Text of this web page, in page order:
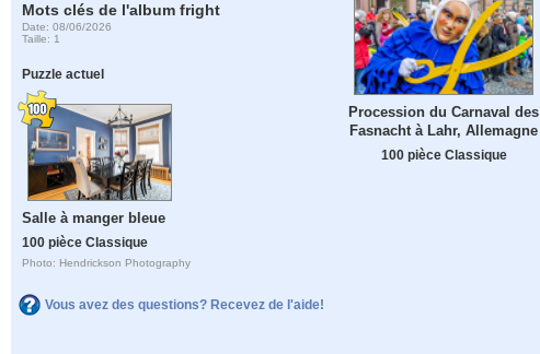
Mots clés de l'album fright
Date: 08/06/2026
Taille: 1
Puzzle actuel
Salle à manger bleue
100 pièce Classique
Photo: Hendrickson Photography
Vous avez des questions? Recevez de l'aide!
Procession du Carnaval des
Fasnacht à Lahr, Allemagne
100 pièce Classique